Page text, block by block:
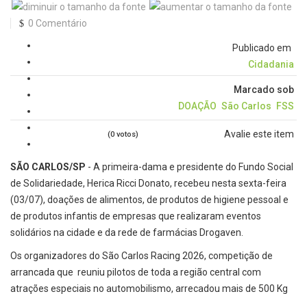
0 Comentário
Publicado em
Cidadania
Marcado sob
DOAÇÃO São Carlos FSS
Avalie este item
(0 votos)
SÃO CARLOS/SP - A primeira-dama e presidente do Fundo Social
de Solidariedade, Herica Ricci Donato, recebeu nesta sexta-feira
(03/07), doações de alimentos, de produtos de higiene pessoal e
de produtos infantis de empresas que realizaram eventos
solidários na cidade e da rede de farmácias Drogaven.
Os organizadores do São Carlos Racing 2026, competição de
arrancada que reuniu pilotos de toda a região central com
atrações especiais no automobilismo, arrecadou mais de 500 Kg